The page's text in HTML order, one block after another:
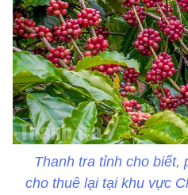
Thanh tra tỉnh cho biết,
cho thuê lại tại khu vực